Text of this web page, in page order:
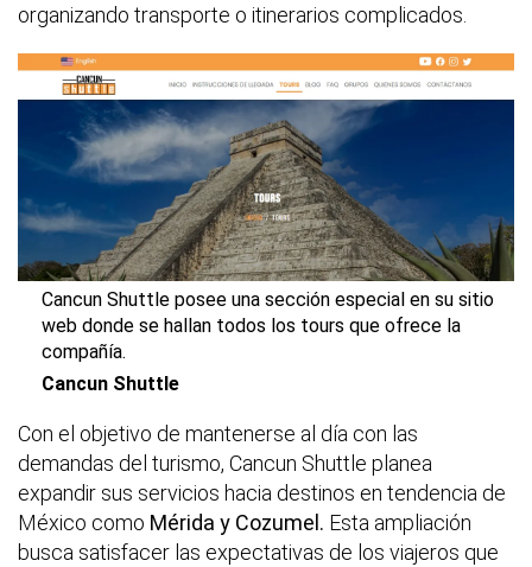
organizando transporte o itinerarios complicados.
Cancun Shuttle posee una sección especial en su sitio
web donde se hallan todos los tours que ofrece la
compañía.
Cancun Shuttle
Con el objetivo de mantenerse al día con las
demandas del turismo, Cancun Shuttle planea
expandir sus servicios hacia destinos en tendencia de
México como Mérida y Cozumel. Esta ampliación
busca satisfacer las expectativas de los viajeros que